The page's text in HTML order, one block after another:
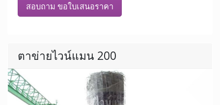
สอบถาม ขอใบเสนอราคา
ตาข่ายไวน์แมน 200